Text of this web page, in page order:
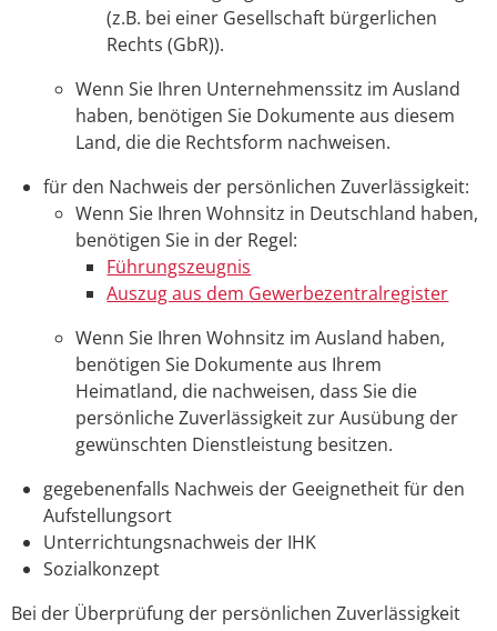
(z.B. bei einer Gesellschaft bürgerlichen
Rechts (GbR)).
Wenn Sie Ihren Unternehmenssitz im Ausland
haben, benötigen Sie Dokumente aus diesem
Land, die die Rechtsform nachweisen.
für den Nachweis der persönlichen Zuverlässigkeit:
Wenn Sie Ihren Wohnsitz in Deutschland haben,
benötigen Sie in der Regel:
Führungszeugnis
Auszug aus dem Gewerbezentralregister
Wenn Sie Ihren Wohnsitz im Ausland haben,
benötigen Sie Dokumente aus Ihrem
Heimatland, die nachweisen, dass Sie die
persönliche Zuverlässigkeit zur Ausübung der
gewünschten Dienstleistung besitzen.
gegebenenfalls Nachweis der Geeignetheit für den
Aufstellungsort
Unterrichtungsnachweis der IHK
Sozialkonzept
Bei der Überprüfung der persönlichen Zuverlässigkeit